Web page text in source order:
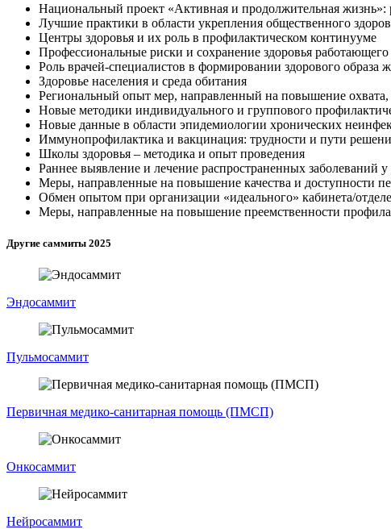
Национальный проект «Активная и продолжительная
Лучшие практики в области укрепления общественного
Центры здоровья и их роль в профилактическом континууме
Профессиональные риски и сохранение здоровья работающего
Роль врачей-специалистов в формировании здорового образа
Здоровье населения и среда обитания
Региональный опыт мер, направленный на повышение
Новые методики индивидуального и группового
Новые данные в области эпидемиологии хронических
Иммунопрофилактика и вакцинация: трудности и пути
Школы здоровья – методика и опыт проведения
Раннее выявление и лечение распространенных заболеваний у
Меры, направленные на повышение качества и доступности
Обмен опытом при организации «идеального» кабинета/
Меры, направленные на повышение преемственности
Другие саммиты 2025
Эндосаммит
Пульмосаммит
Первичная медико-санитарная помощь (ПМСП)
Онкосаммит
Нейросаммит